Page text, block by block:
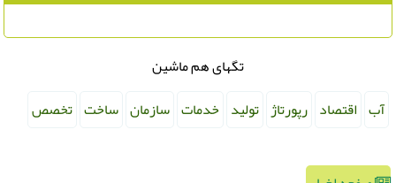
تگهای هم ماشین
آب
اقتصاد رپورتاژ تولید خدمات سازمان ساخت تخصص